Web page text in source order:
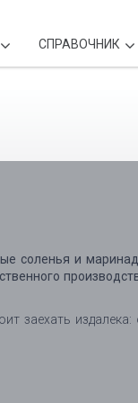
CПРАВОЧНИК
соленья и
заехать издалека: